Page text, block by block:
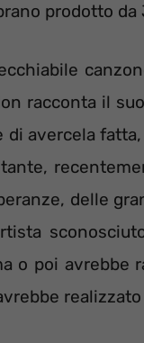
prodotto
racconta il
di avercela
delle
o poi avrebbe